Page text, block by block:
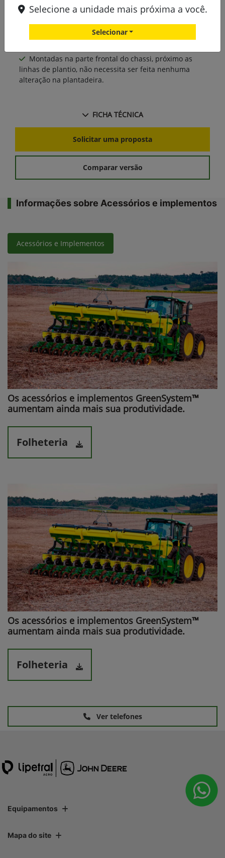
de milho ou soja;
Compatível com as versões radial ou a vácuo, tanto
em plantadeiras com transmissão mecânica como com
Montadas na parte frontal do chassi, próximo as
linhas de plantio, não necessita ser feita nenhuma
alteração na plantadeira.
FICHA TÉCNICA
Solicitar uma proposta
Comparar versão
Informações sobre Acessórios e implementos
Acessórios e Implementos
Os acessórios e implementos GreenSystem™
aumentam ainda mais sua produtividade.​
Folheteria
Os acessórios e implementos GreenSystem™
aumentam ainda mais sua produtividade.​
Folheteria
Ver telefones
Equipamentos
Mapa do site
Selecione a unidade mais próxima a você.
Selecionar